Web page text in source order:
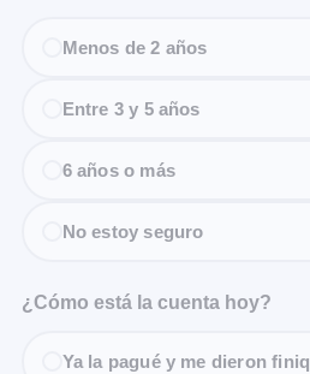
Menos de 2 años
Entre 3 y 5 años
6 años o más
No estoy seguro
¿Cómo está la cuenta hoy?
Ya la pagué y me dieron